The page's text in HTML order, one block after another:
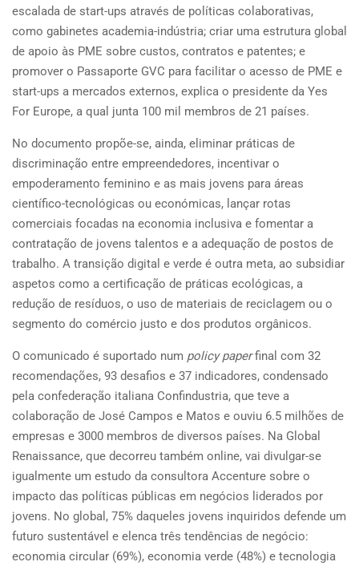
escalada de start-ups através de políticas colaborativas,
como gabinetes academia-indústria; criar uma estrutura global
de apoio às PME sobre custos, contratos e patentes; e
promover o Passaporte GVC para facilitar o acesso de PME e
start-ups a mercados externos, explica o presidente da Yes
For Europe, a qual junta 100 mil membros de 21 países.
No documento propõe-se, ainda, eliminar práticas de
discriminação entre empreendedores, incentivar o
empoderamento feminino e as mais jovens para áreas
científico-tecnológicas ou económicas, lançar rotas
comerciais focadas na economia inclusiva e fomentar a
contratação de jovens talentos e a adequação de postos de
trabalho. A transição digital e verde é outra meta, ao subsidiar
aspetos como a certificação de práticas ecológicas, a
redução de resíduos, o uso de materiais de reciclagem ou o
segmento do comércio justo e dos produtos orgânicos.
O comunicado é suportado num policy paperfinal com 32
recomendações, 93 desafios e 37 indicadores, condensado
pela confederação italiana Confindustria, que teve a
colaboração de José Campos e Matos e ouviu 6.5 milhões de
empresas e 3000 membros de diversos países. Na Global
Renaissance, que decorreu também online, vai divulgar-se
igualmente um estudo da consultora Accenture sobre o
impacto das políticas públicas em negócios liderados por
jovens. No global, 75% daqueles jovens inquiridos defende um
futuro sustentável e elenca três tendências de negócio:
economia circular (69%), economia verde (48%) e tecnologia